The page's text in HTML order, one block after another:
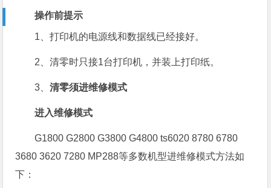
操作前提示
1、打印机的电源线和数据线已经接好。
2、清零时只接1台打印机，并装上打印纸。
3、清零须进维修模式
进入维修模式
G1800 G2800 G3800 G4800 ts6020 8780 6780
3680 3620 7280 MP288等多数机型进维修模式方法如
下：